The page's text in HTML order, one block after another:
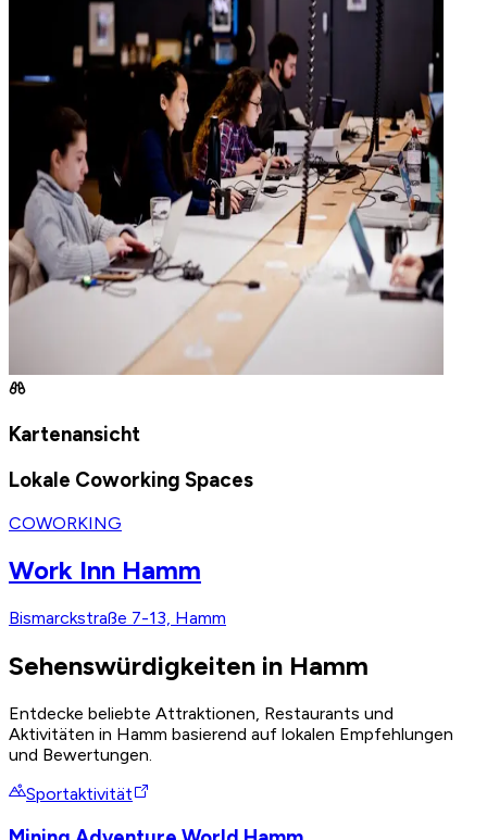
Kartenansicht
Lokale Coworking Spaces
COWORKING
Work Inn Hamm
Bismarckstraße 7-13, Hamm
Sehenswürdigkeiten in Hamm
Entdecke beliebte Attraktionen, Restaurants und
Aktivitäten in Hamm basierend auf lokalen Empfehlungen
und Bewertungen.
Sportaktivität